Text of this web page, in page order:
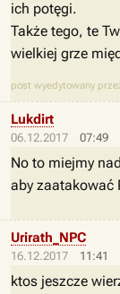
ich potęgi.
Także tego, te
wielkiej grze
post wyedytowany
06.12.2017 07:49
Lukdirt
No to miejmy
aby zaatakować
16.12.2017 11:41
Urirath_NPC
ktos jeszcze